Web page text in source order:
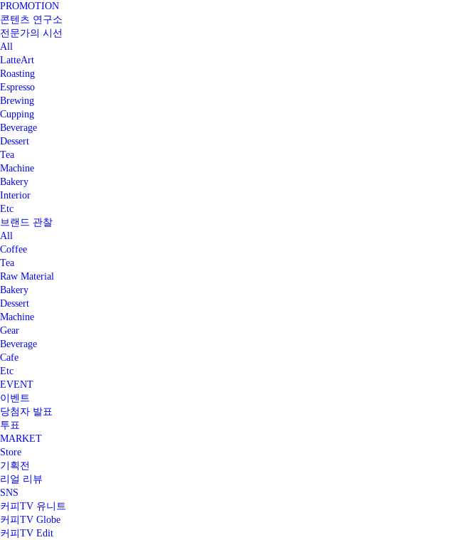
PROMOTION
콘텐츠 연구소
전문가의 시선
All
LatteArt
Roasting
Espresso
Brewing
Cupping
Beverage
Dessert
Tea
Machine
Bakery
Interior
Etc
브랜드 관찰
All
Coffee
Tea
Raw Material
Bakery
Dessert
Machine
Gear
Beverage
Cafe
Etc
EVENT
이벤트
당첨자 발표
투표
MARKET
Store
기획전
리얼 리뷰
SNS
커피TV 유니트
커피TV Globe
커피TV Edit